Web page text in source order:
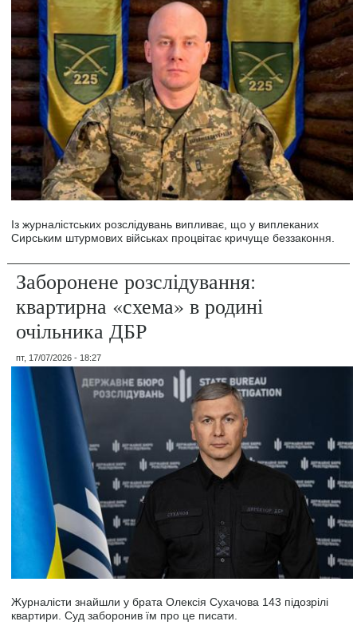
Із журналістських розслідувань випливає, що у виплеканих
Сирським штурмових військах процвітає кричуще беззаконня.
Заборонене розслідування:
квартирна «схема» в родині
очільника ДБР
пт, 17/07/2026 - 18:27
Журналісти знайшли у брата Олексія Сухачова 143 підозрілі
квартири. Суд заборонив їм про це писати.